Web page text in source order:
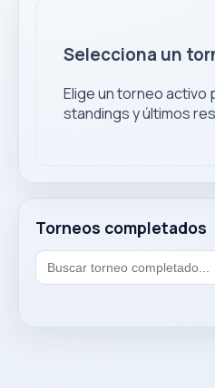
Torneos completados
Selecciona un
Elige un torneo activo
standings y últimos